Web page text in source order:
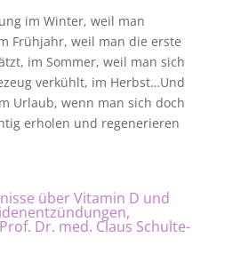
im Winter, weil man
Frühjahr, weil man die erste
im Sommer, weil man sich
verkühlt, im Herbst…Und
Urlaub, wenn man sich doch
erholen und regenerieren
über Vitamin D und
Dr. med. Claus Schulte-